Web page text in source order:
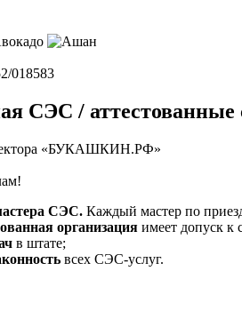
018583
СЭС / аттестованные
СЭС. Каждый мастер по
организация имеет допуск к
в штате;
всех СЭС-услуг.